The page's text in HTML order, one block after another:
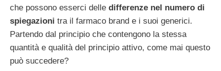
che possono esserci delle differenze nel numero di
spiegazioni tra il farmaco brand e i suoi generici.
Partendo dal principio che contengono la stessa
quantità e qualità del principio attivo, come mai questo
può succedere?